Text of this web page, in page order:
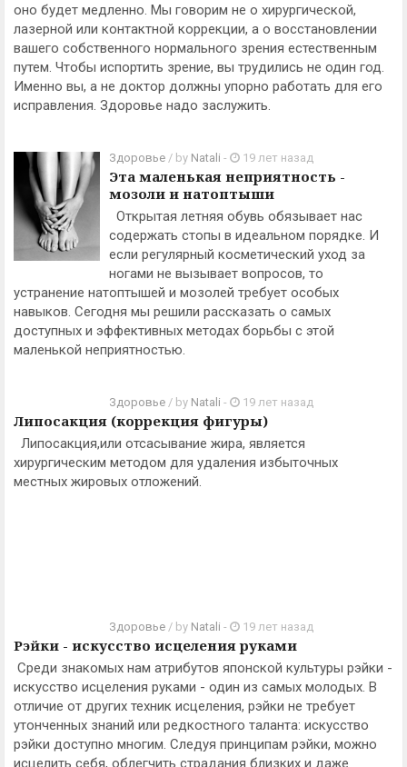
оно будет медленно. Мы говорим не о хирургической,
лазерной или контактной коррекции, а о восстановлении
вашего собственного нормального зрения естественным
путем. Чтобы испортить зрение, вы трудились не один год.
Именно вы, а не доктор должны упорно работать для его
исправления. Здоровье надо заслужить.
Здоровье / by Natali - 19 лет назад
Эта маленькая неприятность -
мозоли и натоптыши
Открытая летняя обувь обязывает нас
содержать стопы в идеальном порядке. И
если регулярный косметический уход за
ногами не вызывает вопросов, то
устранение натоптышей и мозолей требует особых
навыков. Сегодня мы решили рассказать о самых
доступных и эффективных методах борьбы с этой
маленькой неприятностью.
Здоровье / by Natali - 19 лет назад
Липосакция (коррекция фигуры)
Липосакция,или отсасывание жира, является
хирургическим методом для удаления избыточных
местных жировых отложений.
Здоровье / by Natali - 19 лет назад
Рэйки - искусство исцеления руками
Среди знакомых нам атрибутов японской культуры рэйки -
искусство исцеления руками - один из самых молодых. В
отличие от других техник исцеления, рэйки не требует
утонченных знаний или редкостного таланта: искусство
рэйки доступно многим. Следуя принципам рэйки, можно
исцелить себя, облегчить страдания близких и даже